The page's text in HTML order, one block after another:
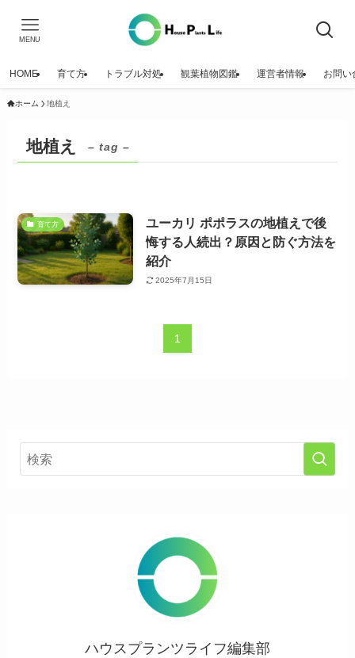
MENU
HOME 育て方 トラブル対処 観葉植物図鑑 運営者情報 お問い
ホーム 地植え
地植え – tag –
育て方
ユーカリ ポポラスの地植えで後
悔する人続出？原因と防ぐ方法を
紹介
2025年7月15日
1
ハウスプランツライフ編集部